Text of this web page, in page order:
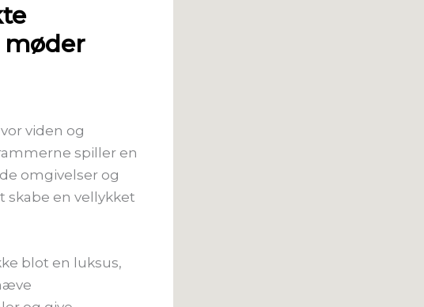
møder
viden og
spiller en
omgivelser og
skabe en vellykket
blot en luksus,